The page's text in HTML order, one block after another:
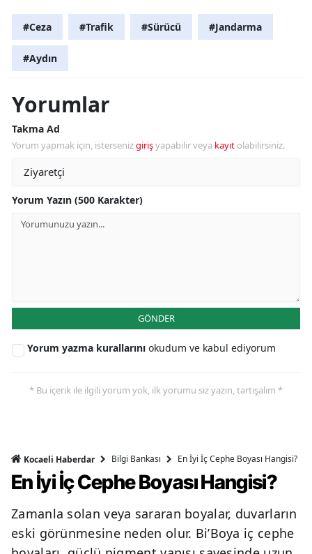
#Ceza #Trafik #Sürücü #Jandarma
#Aydın
Yorumlar
Takma Ad
Yorum yapmak için, istersenizgirişyapabilir veya kayıt olabilirsiniz.
Yorum Yazın (500 Karakter)
GÖNDER
Yorum yazma kurallarını okudum ve kabul ediyorum
* Bu içerik ile ilgili yorum yok, ilk yorumu siz yazın, tartışalım *
Kocaeli Haberdar Bilgi Bankası En İyi İç Cephe Boyası Hangisi?
En İyi İç Cephe Boyası Hangisi?
Zamanla solan veya sararan boyalar, duvarların
eski görünmesine neden olur. Bi’Boya iç cephe